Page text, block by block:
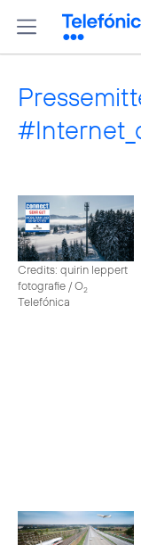
Credits: quirin leppert
fotografie / O2
Telefónica